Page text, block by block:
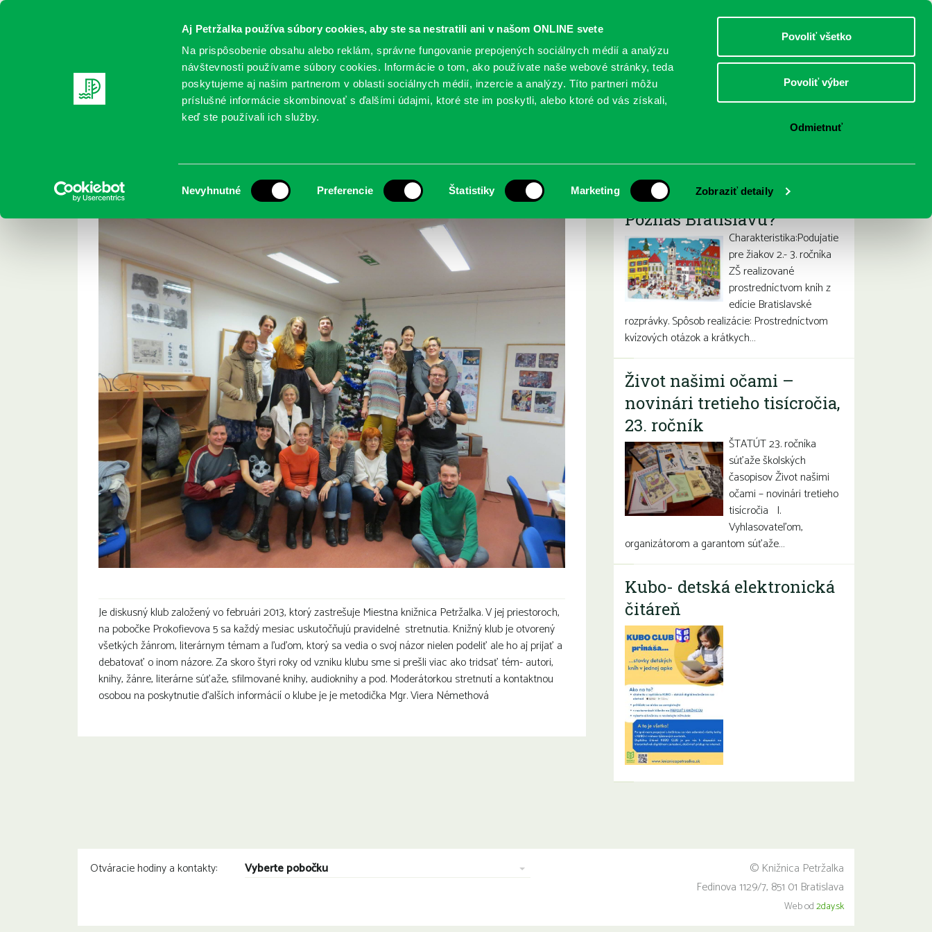
Aj Petržalka používa súbory cookies, aby ste sa nestratili ani v našom ONLINE svete
Na prispôsobenie obsahu alebo reklám, správne fungovanie prepojených sociálnych médií a analýzu
návštevnosti používame súbory cookies. Informácie o tom, ako používate naše webové stránky, teda
poskytujeme aj našim partnerom v oblasti sociálnych médií, inzercie a analýzy. Títo partneri môžu
príslušné informácie skombinovať s ďalšími údajmi, ktoré ste im poskytli, alebo ktoré od vás získali,
keď ste používali ich služby.
súhlasu
Nevyhnutné Preferencie Štatistiky Marketing Zobraziť detaily
Povoliť všetko
Povoliť výber
Odmietnuť
DOSPELÍ
REGISTRUJTE SA ONLINE KATALÓGY SLUŽBY PODUJATIA POBOČKY O KNIŽNICI
Knižný klub Bratislava
Je diskusný klub založený vo februári 2013, ktorý zastrešuje Miestna knižnica Petržalka. V jej priestoroch,
na pobočke Prokofievova 5 sa každý mesiac uskutočňujú pravidelné stretnutia. Knižný klub je otvorený
všetkých žánrom, literárnym témam a ľuďom, ktorý sa vedia o svoj názor nielen podeliť ale ho aj prijať a
debatovať o inom názore. Za skoro štyri roky od vzniku klubu sme si prešli viac ako tridsať tém- autori,
knihy, žánre, literárne súťaže, sfilmované knihy, audioknihy a pod. Moderátorkou stretnutí a kontaktnou
osobou na poskytnutie ďalších informácií o klube je je metodička Mgr. Viera Némethová
Iné projekty
Poznáš Bratislavu?
Charakteristika:Podujatie
pre žiakov 2.- 3. ročníka
ZŠ realizované
prostredníctvom kníh z
edície Bratislavské
rozprávky. Spôsob realizácie: Prostredníctvom
kvízových otázok a krátkych…
Život našimi očami –
novinári tretieho tisícročia,
23. ročník
ŠTATÚT 23. ročníka
súťaže školských
časopisov Život našimi
očami – novinári tretieho
tisícročia I.
Vyhlasovateľom,
organizátorom a garantom súťaže…
Kubo- detská elektronická
čitáreň
Otváracie hodiny a kontakty: Vyberte pobočku
© Knižnica Petržalka
Fedinova 1129/7, 851 01 Bratislava
Web od2day.sk